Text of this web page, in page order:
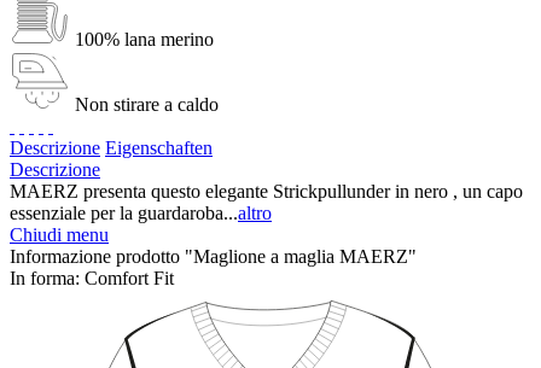
100% lana merino
Non stirare a caldo
Descrizione Eigenschaften
Descrizione
MAERZ presenta questo elegante Strickpullunder in nero , un capo
essenziale per la guardaroba...altro
Chiudi menu
Informazione prodotto "Maglione a maglia MAERZ"
In forma: Comfort Fit